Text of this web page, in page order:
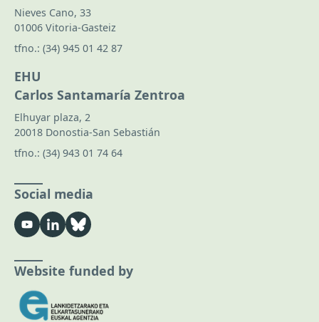
Nieves Cano, 33
01006 Vitoria-Gasteiz
tfno.: (34) 945 01 42 87
EHU
Carlos Santamaría Zentroa
Elhuyar plaza, 2
20018 Donostia-San Sebastián
tfno.: (34) 943 01 74 64
Social media
Website funded by